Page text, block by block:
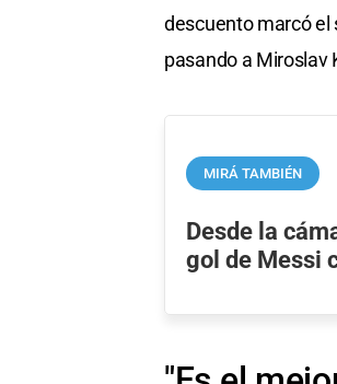
descuento marcó el
pasando a Miroslav
MIRÁ TAMBIÉN
Desde la
gol de Messi